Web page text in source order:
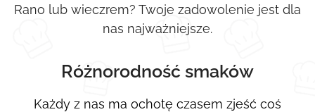
Rano lub wieczrem? Twoje zadowolenie jest dla
nas najważniejsze.
Różnorodność smaków
Każdy z nas ma ochotę czasem zjeść coś